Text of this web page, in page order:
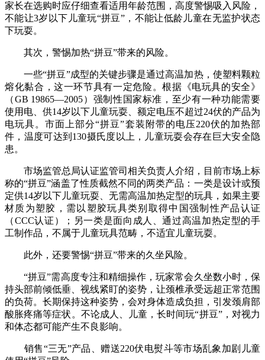
家长在选购时应仔细查看适用年龄范围，高度警惕吸入风险，
不能让3岁以下儿童玩“拼豆”，不能让低龄儿童在无监护状态
下玩耍。
其次，警惕加热“拼豆”带来的风险。
一些“拼豆”成型的关键步骤是通过高温加热，使塑料颗粒
熔化黏合，这一环节具有一定危险。根据《电玩具的安全》
（GB 19865—2005）强制性国家标准，至少有一种功能需要
使用电、供14岁以下儿童玩耍、额定电压不超过24伏的产品为
电玩具。市面上部分“拼豆”套装附带的电压220伏的加热部
件，温度可达到130摄氏度以上，儿童玩耍会存在巨大安全隐
患。
市场监管总局认证监管司相关负责人介绍，目前市场上标
称的“拼豆”涵盖了性质截然不同的两类产品：一类是设计或预
定供14岁以下儿童玩耍、无需高温加热定型的玩具，如果主要
材质为塑胶，需以塑胶玩具类别取得中国强制性产品认证
（CCC认证）；另一类是面向成人、通过高温加热定型的手
工制作品，不属于儿童玩具范畴，不适宜儿童玩耍。
此外，还要警惕“拼豆”带来的久坐风险。
“拼豆”需高度专注和精细操作，玩家常会久坐数小时，保
持头部前倾低垂、视线紧盯的姿势，让颈椎承受远超正常范围
的负荷。长期保持这种姿势，会对身体造成负担，引发颈肩部
酸胀疼痛等症状。不论成人、儿童，长时间玩“拼豆”，对视力
和体态都可能产生不良影响。
销售“三无”产品、赠送220伏电熨斗等市场乱象加剧儿童